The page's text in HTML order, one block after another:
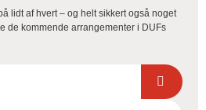
lidt af hvert – og helt sikkert også noget
de kommende arrangementer i DUFs